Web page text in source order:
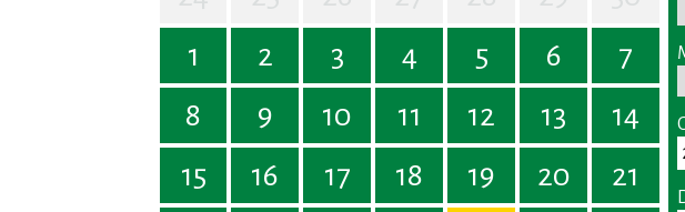
1
2 3 4 5 6
7
8
9 10 11 12 13
14
15
16 17 18 19 20
21